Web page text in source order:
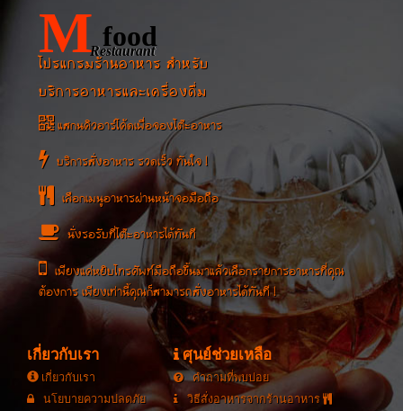
M food
Restaurant
โปรแกรมร้านอาหาร สำหรับ
บริการอาหารและเครื่องดื่ม
แสกนคิวอาร์โค้ดเพื่อจองโต๊ะอาหาร
บริการสั่งอาหาร รวดเร็ว ทันใจ !
เลือกเมนูอาหารผ่านหน้าจอมือถือ
นั่งรอรับที่โต๊ะอาหารได้ทันที
เพียงแค่หยิบโทรศัพท์มือถือขึ้นมาแล้วเลือกรายการอาหารที่คุณ
ต้องการ เพียงเท่านี้คุณก็สามารถสั่งอาหารได้ทันที !
เกี่ยวกับเรา
เกี่ยวกับเรา
นโยบายความปลดภัย
ศุนย์ช่วยเหลือ
คำถามที่พบบ่อย
วิธีสั่งอาหารจากร้านอาหาร